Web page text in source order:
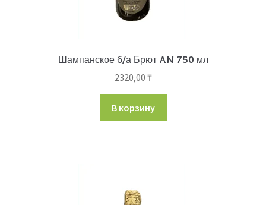
Шампанское б/а Брют AN 750 мл
2320,00 ₸
В корзину